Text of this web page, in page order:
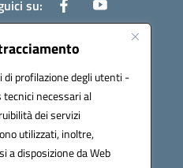
profilazione degli utenti -
necessari al
dei servizi
utilizzati, inoltre,
disposizione da Web
su: